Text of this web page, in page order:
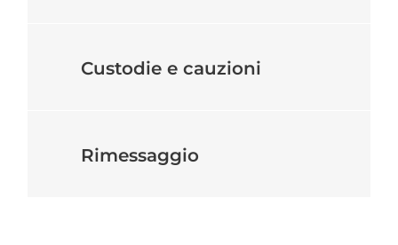
Custodie e cauzioni
Rimessaggio